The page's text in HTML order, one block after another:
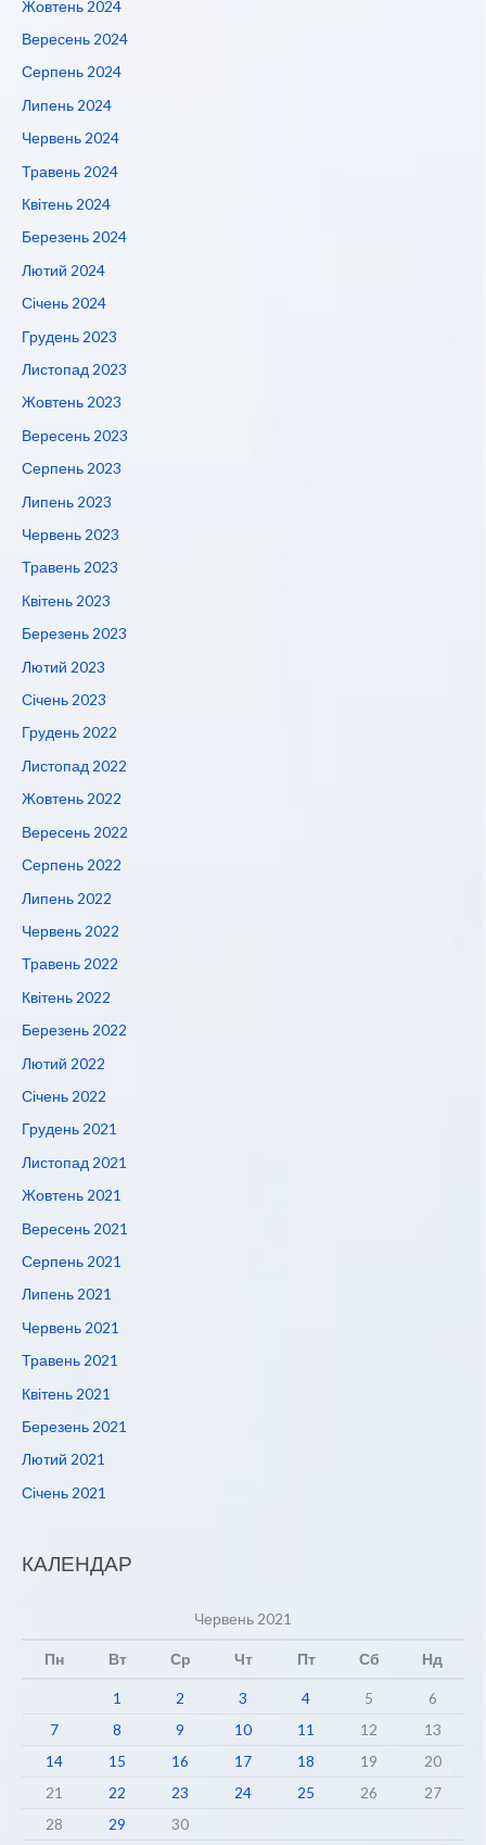
Жовтень 2024
Вересень 2024
Серпень 2024
Липень 2024
Червень 2024
Травень 2024
Квітень 2024
Березень 2024
Лютий 2024
Січень 2024
Грудень 2023
Листопад 2023
Жовтень 2023
Вересень 2023
Серпень 2023
Липень 2023
Червень 2023
Травень 2023
Квітень 2023
Березень 2023
Лютий 2023
Січень 2023
Грудень 2022
Листопад 2022
Жовтень 2022
Вересень 2022
Серпень 2022
Липень 2022
Червень 2022
Травень 2022
Квітень 2022
Березень 2022
Лютий 2022
Січень 2022
Грудень 2021
Листопад 2021
Жовтень 2021
Вересень 2021
Серпень 2021
Липень 2021
Червень 2021
Травень 2021
Квітень 2021
Березень 2021
Лютий 2021
Січень 2021
КАЛЕНДАР
Червень 2021
Пн Вт Ср Чт Пт Сб Нд
1 2 3 4 5
6
7
8 9 10 11 12
13
14
15 16 17 18 19
20
21
22 23 24 25 26
27
28
29 30